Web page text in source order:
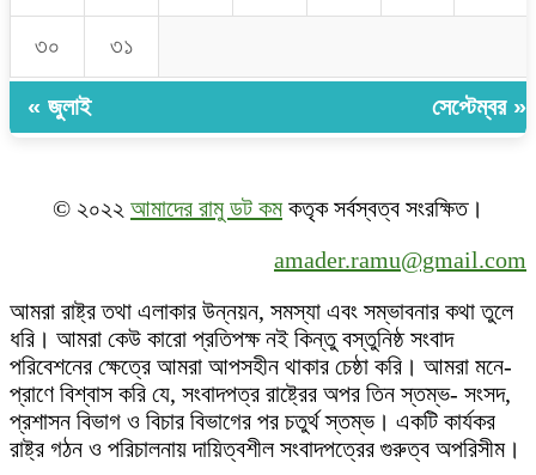
৩০ ৩১
« জুলাই সেপ্টেম্বর »
© ২০২২ আমাদের রামু ডট কমকতৃক সর্বস্বত্ব সংরক্ষিত।
amader.ramu@gmail.com
আমরা রাষ্ট্র তথা এলাকার উন্নয়ন, সমস্যা এবং সম্ভাবনার কথা তুলে
ধরি। আমরা কেউ কারো প্রতিপক্ষ নই কিন্তু বস্তুনিষ্ঠ সংবাদ
পরিবেশনের ক্ষেত্রে আমরা আপসহীন থাকার চেষ্ঠা করি। আমরা মনে-
প্রাণে বিশ্বাস করি যে, সংবাদপত্র রাষ্ট্রের অপর তিন স্তম্ভ- সংসদ,
প্রশাসন বিভাগ ও বিচার বিভাগের পর চতুর্থ স্তম্ভ। একটি কার্যকর
রাষ্ট্র গঠন ও পরিচালনায় দায়িত্বশীল সংবাদপত্রের গুরুত্ব অপরিসীম।